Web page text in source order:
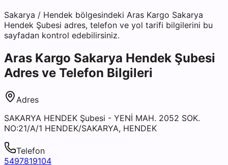
Sakarya / Hendek bölgesindeki Aras Kargo Sakarya
Hendek Şubesi adres, telefon ve yol tarifi bilgilerini bu
sayfadan kontrol edebilirsiniz.
Aras Kargo Sakarya Hendek Şubesi
Adres ve Telefon Bilgileri
Adres
SAKARYA HENDEK Şubesi - YENİ MAH. 2052 SOK.
NO:21/A/1 HENDEK/SAKARYA, HENDEK
Telefon
5497819104